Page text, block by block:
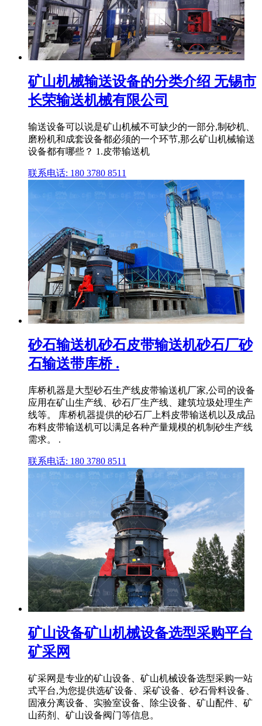
矿山机械输送设备的分类介绍 无锡市
长荣输送机械有限公司
输送设备可以说是矿山机械不可缺少的一部分,制砂机、
磨粉机和成套设备都必须的一个环节,那么矿山机械输送
设备都有哪些？ 1.皮带输送机
联系电话: 180 3780 8511
砂石输送机砂石皮带输送机砂石厂砂
石输送带库桥 .
库桥机器是大型砂石生产线皮带输送机厂家,公司的设备
应用在矿山生产线、砂石厂生产线、建筑垃圾处理生产
线等。 库桥机器提供的砂石厂上料皮带输送机以及成品
布料皮带输送机可以满足各种产量规模的机制砂生产线
需求。 .
联系电话: 180 3780 8511
矿山设备矿山机械设备选型采购平台
矿采网
矿采网是专业的矿山设备、矿山机械设备选型采购一站
式平台,为您提供选矿设备、采矿设备、砂石骨料设备、
固液分离设备、实验室设备、除尘设备、矿山配件、矿
山药剂、矿山设备阀门等信息。